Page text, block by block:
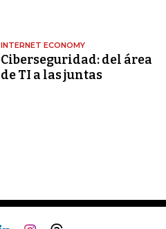
INTERNET ECONOMY
Ciberseguridad: del área
de TI a las juntas